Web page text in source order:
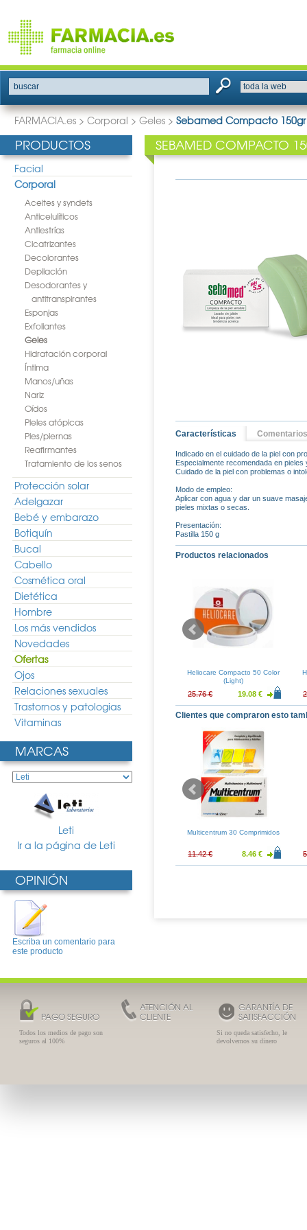
buscar
FARMACIA.es > Corporal > Geles > Sebamed Compacto 150gr
PRODUCTOS
Facial
Corporal
Aceites y syndets
Anticelulíticos
Antiestrías
Cicatrizantes
Decolorantes
Depilación
Desodorantes y
antitranspirantes
Esponjas
Exfoliantes
Geles
Hidratación corporal
Íntima
Manos/uñas
Nariz
Oídos
Pieles atópicas
Pies/piernas
Reafirmantes
Tratamiento de los senos
Protección solar
Adelgazar
Bebé y embarazo
Botiquín
Bucal
Cabello
Cosmética oral
Dietética
Hombre
Los más vendidos
Novedades
Ofertas
Ojos
Relaciones sexuales
Trastornos y patologias
Vitaminas
MARCAS
Leti
Ir a la página de Leti
OPINIÓN
Escriba un comentario para
este producto
SEBAMED COMPACTO
Características Comentarios
Indicado en el cuidado de la piel con
Especialmente recomendada en
Cuidado de la piel con problemas o
Modo de empleo:
Aplicar con agua y dar un suave
pieles mixtas o secas.
Presentación:
Pastilla 150 g
Productos relacionados
Anthelios XL
Crema
01
18.83 €
Golden
30.40 €
Heliocare Compacto 50 Color
(Light)
25.76 € 19.08 €
Clientes que compraron esto
450ml
Ligera 40ml
Multicentrum 30 Comprimidos
11.42 € 8.46 €
PAGO SEGURO
Todos los medios de pago son
seguros al 100%
ATENCIÓN AL
CLIENTE
GARANTÍA DE
SATISFACCIÓN
Si no queda satisfecho, le
devolvemos su dinero